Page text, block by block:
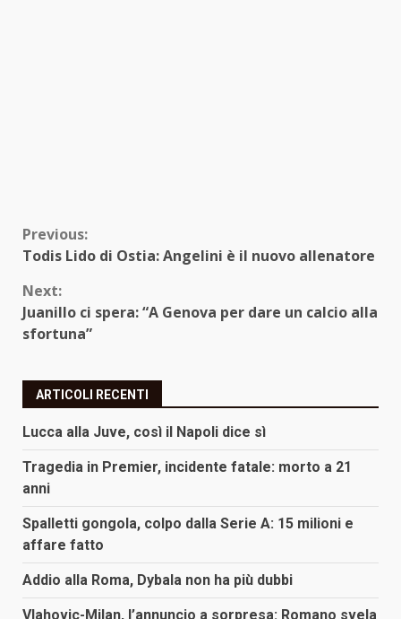
Continue
Previous:
Todis Lido di Ostia: Angelini è il nuovo allenatore
Next:
Juanillo ci spera: “A Genova per dare un calcio alla
sfortuna”
ARTICOLI RECENTI
Lucca alla Juve, così il Napoli dice sì
Tragedia in Premier, incidente fatale: morto a 21
anni
Spalletti gongola, colpo dalla Serie A: 15 milioni e
affare fatto
Addio alla Roma, Dybala non ha più dubbi
Vlahovic-Milan, l’annuncio a sorpresa: Romano svela